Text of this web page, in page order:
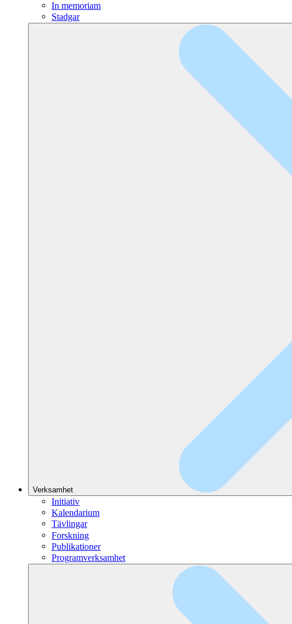
In memoriam
Stadgar
Verksamhet
Initiativ
Kalendarium
Tävlingar
Forskning
Publikationer
Programverksamhet